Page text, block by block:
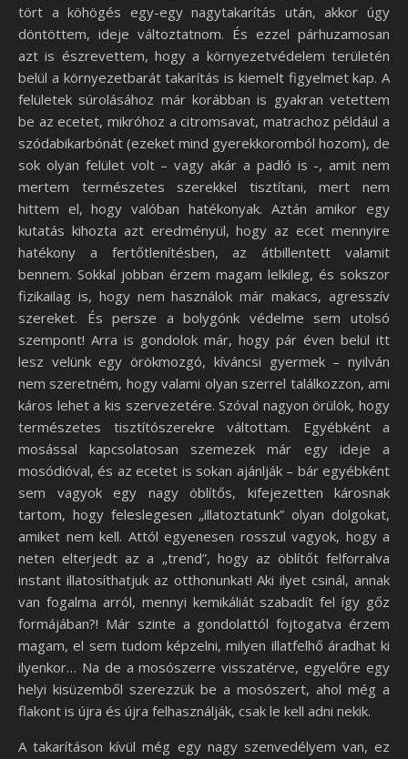
tört a köhögés egy-egy nagytakarítás után, akkor úgy
döntöttem, ideje változtatnom. És ezzel párhuzamosan
azt is észrevettem, hogy a környezetvédelem területén
belül a környezetbarát takarítás is kiemelt figyelmet kap. A
felületek súrolásához már korábban is gyakran vetettem
be az ecetet, mikróhoz a citromsavat, matrachoz például a
szódabikarbónát (ezeket mind gyerekkoromból hozom), de
sok olyan felület volt – vagy akár a padló is -, amit nem
mertem természetes szerekkel tisztítani, mert nem
hittem el, hogy valóban hatékonyak. Aztán amikor egy
kutatás kihozta azt eredményül, hogy az ecet mennyire
hatékony a fertőtlenítésben, az átbillentett valamit
bennem. Sokkal jobban érzem magam lelkileg, és sokszor
fizikailag is, hogy nem használok már makacs, agresszív
szereket. És persze a bolygónk védelme sem utolsó
szempont! Arra is gondolok már, hogy pár éven belül itt
lesz velünk egy örökmozgó, kíváncsi gyermek – nyilván
nem szeretném, hogy valami olyan szerrel találkozzon, ami
káros lehet a kis szervezetére. Szóval nagyon örülök, hogy
természetes tisztítószerekre váltottam. Egyébként a
mosással kapcsolatosan szemezek már egy ideje a
mosódióval, és az ecetet is sokan ajánlják – bár egyébként
sem vagyok egy nagy öblítős, kifejezetten károsnak
tartom, hogy feleslegesen „illatoztatunk” olyan dolgokat,
amiket nem kell. Attól egyenesen rosszul vagyok, hogy a
neten elterjedt az a „trend”, hogy az öblítőt felforralva
instant illatosíthatjuk az otthonunkat! Aki ilyet csinál, annak
van fogalma arról, mennyi kemikáliát szabadít fel így gőz
formájában?! Már szinte a gondolattól fojtogatva érzem
magam, el sem tudom képzelni, milyen illatfelhő áradhat ki
ilyenkor… Na de a mosószerre visszatérve, egyelőre egy
helyi kisüzemből szerezzük be a mosószert, ahol még a
flakont is újra és újra felhasználják, csak le kell adni nekik.
A takarításon kívül még egy nagy szenvedélyem van, ez